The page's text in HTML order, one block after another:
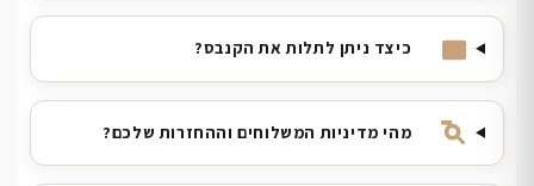
כיצד ניתן לתלות את הקנבס?
מהי מדיניות המשלוחים וההחזרות שלכם?